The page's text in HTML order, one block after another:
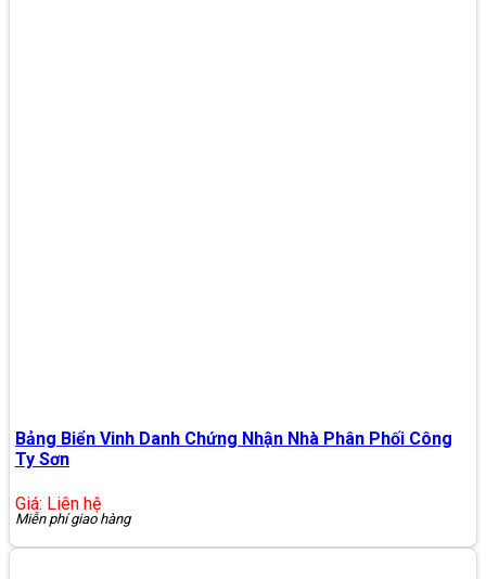
Bảng Biển Vinh Danh Chứng Nhận Nhà Phân Phối Công
Ty Sơn
Giá: Liên hệ
Miễn phí giao hàng